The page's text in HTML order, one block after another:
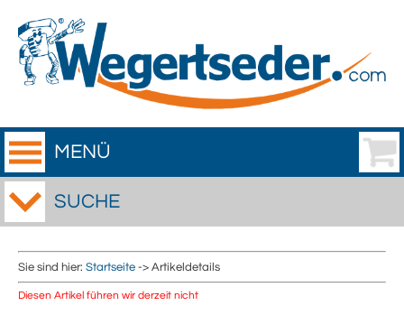
MENÜ
SUCHE
Sie sind hier: Startseite -> Artikeldetails
Diesen Artikel führen wir derzeit nicht